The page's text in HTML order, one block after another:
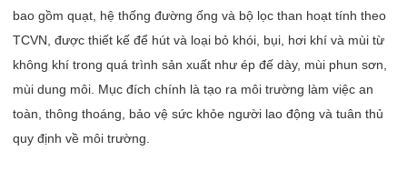
bao gồm quạt, hệ thống đường ống và bộ lọc than hoạt tính theo
TCVN, được thiết kế để hút và loại bỏ khói, bụi, hơi khí và mùi từ
không khí trong quá trình sản xuất như ép đế dày, mùi phun sơn,
mùi dung môi. Mục đích chính là tạo ra môi trường làm việc an
toàn, thông thoáng, bảo vệ sức khỏe người lao động và tuân thủ
quy định về môi trường.